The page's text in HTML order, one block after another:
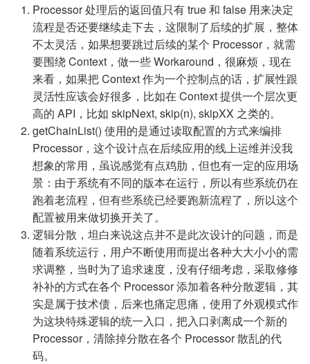
Processor 处理后的返回值只有 true 和 false 用来决定
流程是否还要继续走下去，这限制了后续的扩展，整体
不太灵活，如果想要跳过后续的某个 Processor，就需
要围绕 Context，做一些 Workaround，很麻烦，现在
来看，如果把 Context 作为一个控制点的话，扩展性跟
灵活性应该会好很多，比如在 Context 提供一个层次更
高的 API，比如 skipNext, skip(n), skipXX 之类的。
getChainList() 使用的是通过读取配置的方式来编排
Processor，这个设计点在后续应用的线上运维并没我
想象的常用，虽说感觉有点鸡肋，但也有一定的应用场
景：由于系统有不同的版本在运行，所以有些系统仍在
跑着老流程，但有些系统已经要跑新流程了，所以这个
配置被用来做切换开关了。
逻辑分散，坦白来说这点并不是此次设计的问题，而是
随着系统运行，用户不断使用而提出各种大大小小的需
求调整，当时为了追求速度，没有仔细考虑，采取修修
补补的方式在各个 Processor 添加着各种分散逻辑，其
实是属于技术债，后来也痛定思痛，使用了外观模式作
为这块特殊逻辑的统一入口，把入口剥离成一个新的
Processor，清除掉分散在各个 Processor 散乱的代
码。